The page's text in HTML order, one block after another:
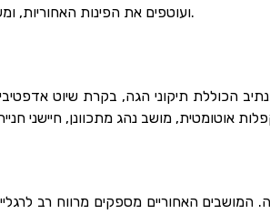
ועוטפים את הפינות האחוריות, ומשפרים עוד יותר את המראה המודרני של המכונית.
הכוללת תיקוני הגה, בקרת שיוט
האחוריים מספקים מרווח רב